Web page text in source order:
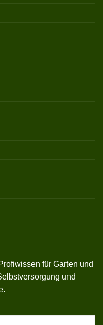
für Garten und
und